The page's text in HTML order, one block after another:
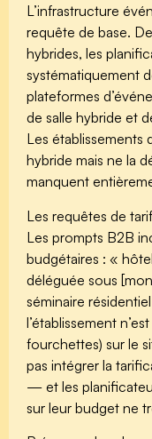
L’infrastructure
requête de base.
hybrides, les
systématiquement
plateformes
de salle hybride et
Les établissements
hybride mais ne la
manquent
Les requêtes de
Les prompts B2B
budgétaires : «
déléguée sous
séminaire
l’établissement
fourchettes) sur le
pas intégrer la
— et les
sur leur budget ne